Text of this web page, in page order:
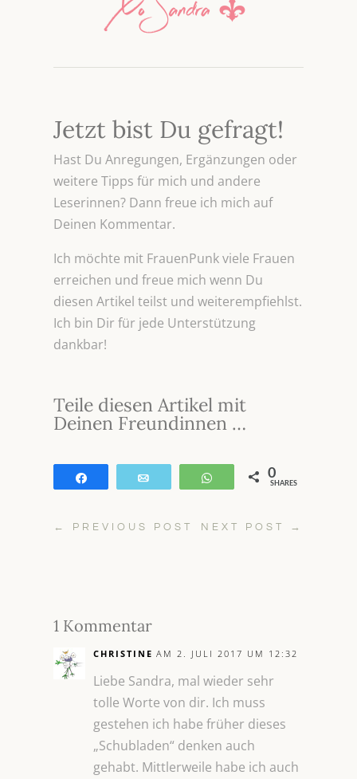
Jetzt bist Du gefragt!
Hast Du Anregungen, Ergänzungen oder
weitere Tipps für mich und andere
Leserinnen? Dann freue ich mich auf
Deinen Kommentar.
Ich möchte mit FrauenPunk viele Frauen
erreichen und freue mich wenn Du
diesen Artikel teilst und weiterempfiehlst.
Ich bin Dir für jede Unterstützung
dankbar!
Teile diesen Artikel mit
Deinen Freundinnen …
WhatsApp
0
SHARES
← PREVIOUS POST NEXT POST →
1 Kommentar
CHRISTINE AM 2. JULI 2017 UM 12:32
Liebe Sandra, mal wieder sehr
tolle Worte von dir. Ich muss
gestehen ich habe früher dieses
„Schubladen“ denken auch
gehabt. Mittlerweile habe ich auch